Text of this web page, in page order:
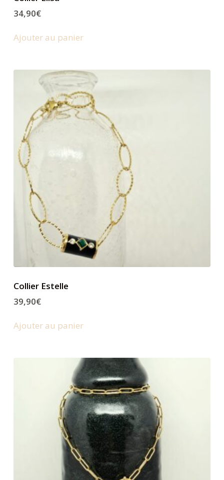
34,90€
Ajouter au panier
Collier Estelle
39,90€
Ajouter au panier